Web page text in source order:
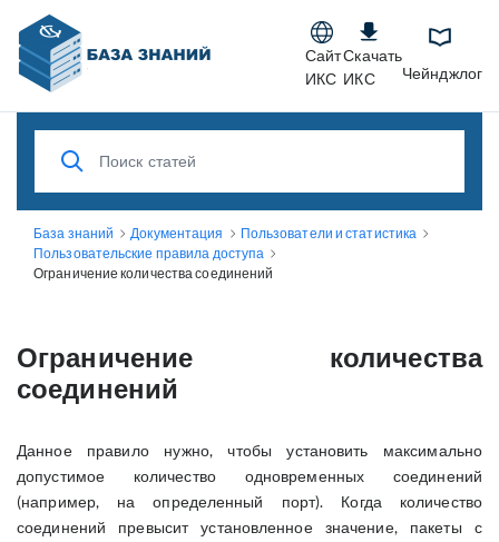
Сайт
ИКС
Скачать
ИКС
Чейнджлог
База знаний Документация
Пользователи и статистика
Пользовательские правила доступа
Ограничение количества соединений
Ограничение количества
соединений
Данное правило нужно, чтобы установить максимально
допустимое количество одновременных соединений
(например, на определенный порт). Когда количество
соединений превысит установленное значение, пакеты с